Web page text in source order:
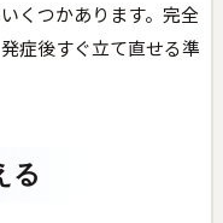
くつかあります。完全
症後すぐ立て直せる準
る